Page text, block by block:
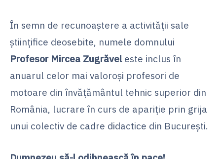
În semn de recunoaştere a activităţii sale
ştiinţifice deosebite, numele domnului
Profesor Mircea Zugrăveleste inclus în
anuarul celor mai valoroşi profesori de
motoare din învăţământul tehnic superior din
România, lucrare în curs de apariţie prin grija
unui colectiv de cadre didactice din Bucureşti.